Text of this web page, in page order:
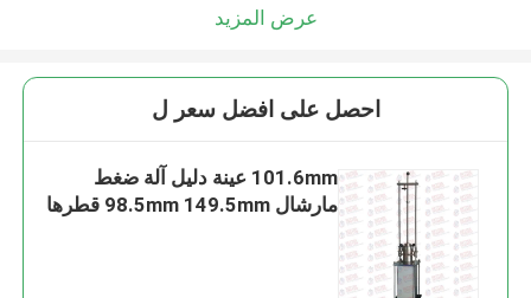
عرض المزيد
احصل على افضل سعر ل
101.6mm عينة دليل آلة ضغط
مارشال 98.5mm 149.5mm قطرها